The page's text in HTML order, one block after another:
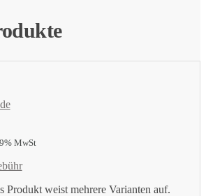
MwSt
Produkt weist mehrere Varianten auf.